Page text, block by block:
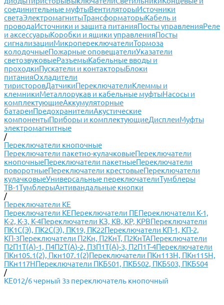
соединительные муфтыВентиляторыИсточники
светаЭлектромагнитыТрансформаторыКабель и
проводаИсточники и защита питанияПосты управленияРеле
и аксессуарыКоробки и ящики управленияПосты
сигнализацииМикропереключателиТормоза
колодочныеПожарные оповещателиУказатели
светозвуковыеРазъемыКабельные вводы и
проходкиПускатели и контакторыБлоки
питанияОхладители
тиристоровДатчикиПереключателиКлеммы и
клемникиМеталлорукав и кабельные муфтыНасосы и
комплектующиеАккумуляторные
батареиПредохранителиАкустические
компонентыПриборы и комплектующиеДисплеиМуфты
электромагнитные
/
Переключатели кнопочные
Переключатели пакетно-кулачковыеПереключатели
кнопочныеПереключатели пакетныеПереключатели
поворотныеПереключатели крестовыеПереключатели
кулачковыеУниверсальные переключателиТумблеры
ТВ-1ТумблерыАнтивандальные кнопки
/
Переключатели КЕ
Переключатели КЕПереключатели ПЕПереключатели К-1,
К-2, К-3, К-4Переключатели КЗ, КВ, КР, КРВПереключатели
ПК1С(Э), ПК2С(Э), ПК19, ПК22Переключатели КП-1, КП-2,
КП-3Переключатели П2Кн, П2КнТ, П2КнТАПереключатели
П2П1Т(А)-1, П4П2Т(А)-2, П3П1Т(А)-3, П2П1Т-4Переключатели
ПКн105.1(2), Пкн107.1(2)Переключатели ПКн113Н, ПКн115Н,
ПКн117НПереключатели ПКБ501, ПКБ502, ПКБ503, ПКБ504
/
КЕ012/6 черный 3з переключатель кнопочный